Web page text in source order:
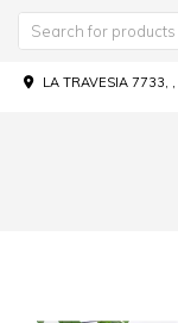
LA TRAVESIA 7733,